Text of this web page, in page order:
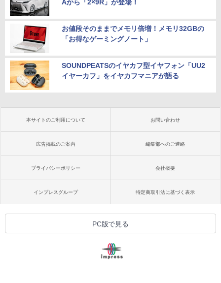
Aから「2×9R」が登場！
お値段そのままでメモリ倍増！メモリ32GBの
「お得なゲーミングノート」
SOUNDPEATSのイヤカフ型イヤフォン「UU2
イヤーカフ」をイヤカフマニアが語る
本サイトのご利用について お問い合わせ
広告掲載のご案内 編集部へのご連絡
プライバシーポリシー 会社概要
インプレスグループ 特定商取引法に基づく表示
PC版で見る